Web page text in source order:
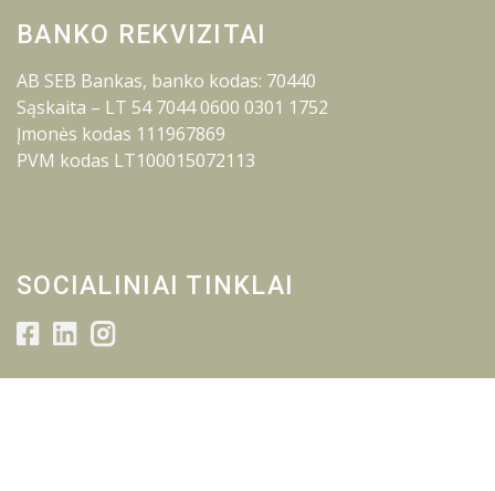
BANKO REKVIZITAI
AB SEB Bankas, banko kodas: 70440
Sąskaita – LT 54 7044 0600 0301 1752
Įmonės kodas 111967869
PVM kodas LT100015072113
SOCIALINIAI TINKLAI